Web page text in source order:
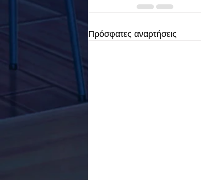
Πρόσφατες αναρτήσεις